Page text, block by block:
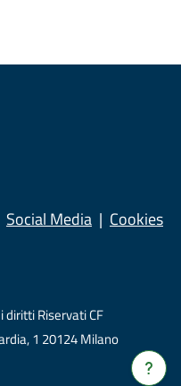
Verrà
Social Media Cookies
Riservati CF
1 20124 Milano